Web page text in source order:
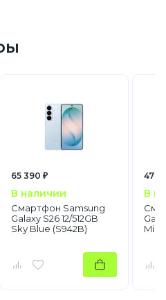
65 390 ₽
В наличии
Смартфон Samsung
Galaxy S26 12/512GB
Sky Blue (S942B)
47
В
Mint